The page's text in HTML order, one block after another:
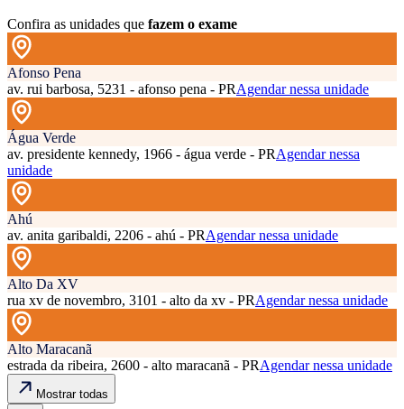
Confira as unidades que fazem o exame
Afonso Pena
av. rui barbosa, 5231 - afonso pena - PRAgendar nessa unidade
Água Verde
av. presidente kennedy, 1966 - água verde - PRAgendar nessa
unidade
Ahú
av. anita garibaldi, 2206 - ahú - PRAgendar nessa unidade
Alto Da XV
rua xv de novembro, 3101 - alto da xv - PRAgendar nessa unidade
Alto Maracanã
estrada da ribeira, 2600 - alto maracanã - PRAgendar nessa unidade
Mostrar todas